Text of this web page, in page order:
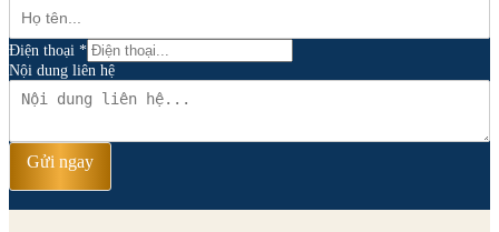
Điện thoại *
Nội dung liên hệ
Gửi ngay